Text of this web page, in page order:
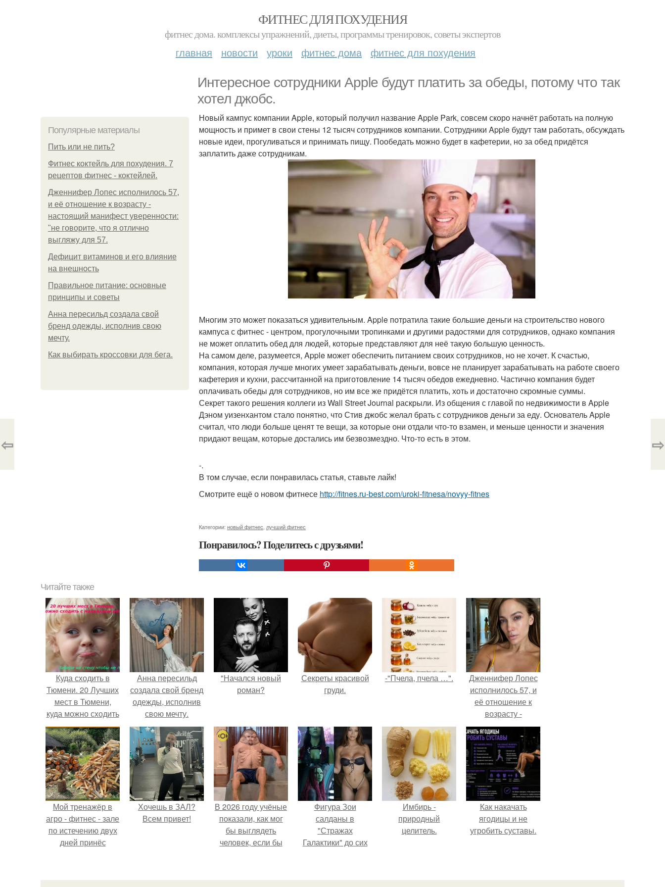
ФИТНЕС ДЛЯ ПОХУДЕНИЯ
фитнес дома. комплексы упражнений, диеты, программы тренировок, советы экспертов
главная новости уроки фитнес дома фитнес для похудения
Интересное сотрудники Apple будут платить за обеды, потому что так
хотел джобс.
Популярные материалы
Пить или не пить?
Фитнес коктейль для похудения. 7
рецептов фитнес - коктейлей.
Дженнифер Лопес исполнилось 57,
и её отношение к возрасту -
настоящий манифест уверенности:
"не говорите, что я отлично
выгляжу для 57.
Дефицит витаминов и его влияние
на внешность
Правильное питание: основные
принципы и советы
Анна пересильд создала свой
бренд одежды, исполнив свою
мечту.
Как выбирать кроссовки для бега.
Новый кампус компании Apple, который получил название Apple Park, совсем скоро начнёт работать на полную
мощность и примет в свои стены 12 тысяч сотрудников компании. Сотрудники Apple будут там работать, обсуждать
новые идеи, прогуливаться и принимать пищу. Пообедать можно будет в кафетерии, но за обед придётся
заплатить даже сотрудникам.
Многим это может показаться удивительным. Apple потратила такие большие деньги на строительство нового
кампуса с фитнес - центром, прогулочными тропинками и другими радостями для сотрудников, однако компания
не может оплатить обед для людей, которые представляют для неё такую большую ценность.
На самом деле, разумеется, Apple может обеспечить питанием своих сотрудников, но не хочет. К счастью,
компания, которая лучше многих умеет зарабатывать деньги, вовсе не планирует зарабатывать на работе своего
кафетерия и кухни, рассчитанной на приготовление 14 тысяч обедов ежедневно. Частично компания будет
оплачивать обеды для сотрудников, но им все же придётся платить, хоть и достаточно скромные суммы.
Секрет такого решения коллеги из Wall Street Journal раскрыли. Из общения с главой по недвижимости в Apple
Дэном уизенхантом стало понятно, что Стив джобс желал брать с сотрудников деньги за еду. Основатель Apple
считал, что люди больше ценят те вещи, за которые они отдали что-то взамен, и меньше ценности и значения
придают вещам, которые достались им безвозмездно. Что-то есть в этом.
-.
В том случае, если понравилась статья, ставьте лайк!
Смотрите ещё о новом фитнесе http://fitnes.ru-best.com/uroki-fitnesa/novyy-fitnes
Категории: новый фитнес лучший фитнес
Понравилось? Поделитесь с друзьями!
⇦ ⇨
Читайте также
Куда сходить в
Тюмени. 20 Лучших
мест в Тюмени,
куда можно сходить
с маленьким
ребенком
Анна пересильд
создала свой бренд
одежды, исполнив
свою мечту.
"Начался новый
роман?
Секреты красивой
груди.
-"Пчела, пчела …".
Дженнифер Лопес
исполнилось 57, и
её отношение к
возрасту -
настоящий
манифест
уверенности: "не
говорите, что я
отлично выгляжу
для 57.
Мой тренажёр в
агро - фитнес - зале
по истечению двух
дней принёс
Хочешь в ЗАЛ?
Всем привет!
В 2026 году учёные
показали, как мог
бы выглядеть
человек, если бы
специально для
Фигура Зои
салданы в
"Стражах
Галактики" до сих
Имбирь -
природный
целитель.
Как накачать
ягодицы и не
угробить суставы.